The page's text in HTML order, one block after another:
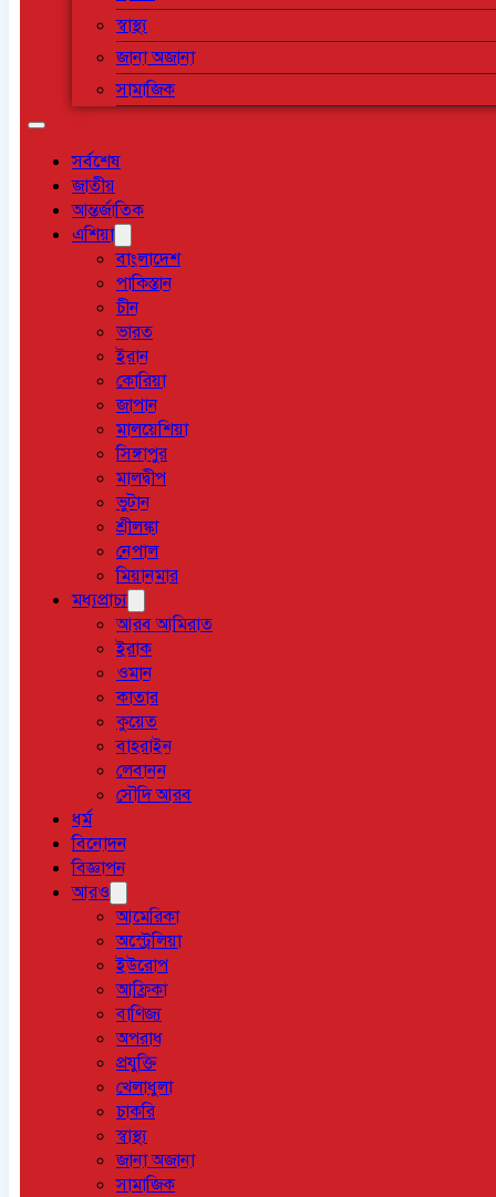
স্বাস্থ্য
জানা অজানা
সামাজিক
সর্বশেষ
জাতীয়
আন্তর্জাতিক
এশিয়া
বাংলাদেশ
পাকিস্তান
চীন
ভারত
ইরান
কোরিয়া
জাপান
মালয়েশিয়া
সিঙ্গাপুর
মালদ্বীপ
ভুটান
শ্রীলঙ্কা
নেপাল
মিয়ানমার
মধ্যপ্রাচ্য
আরব আমিরাত
ইরাক
ওমান
কাতার
কুয়েত
বাহরাইন
লেবানন
সৌদি আরব
ধর্ম
বিনোদন
বিজ্ঞাপন
আরও
আমেরিকা
অস্ট্রেলিয়া
ইউরোপ
আফ্রিকা
বাণিজ্য
অপরাধ
প্রযুক্তি
খেলাধুলা
চাকরি
স্বাস্থ্য
জানা অজানা
সামাজিক